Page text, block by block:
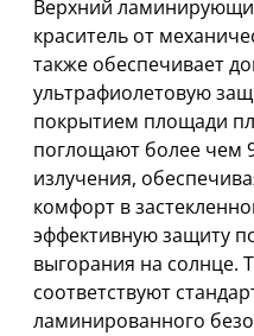
Верхний
краситель от
также обеспечивает
ультрафиолетовую
покрытием площади
поглощают более чем
излучения,
комфорт в
эффективную защиту
выгорания на солнце.
соответствуют
ламинированного